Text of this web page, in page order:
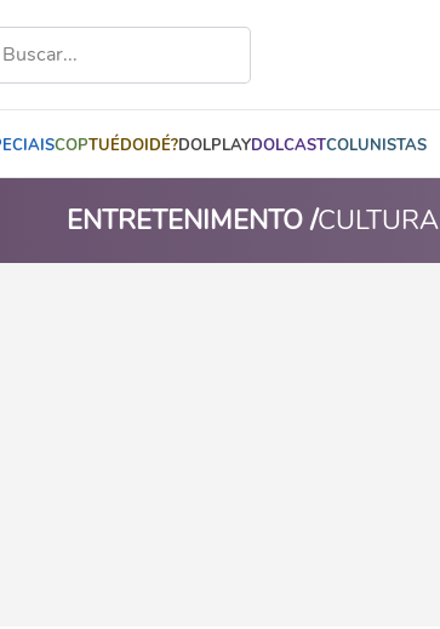
COPTUÉDOIDÉ?DOLPLAYDOLCASTCOLUNISTAS
ENTRETENIMENTO /CULTURA